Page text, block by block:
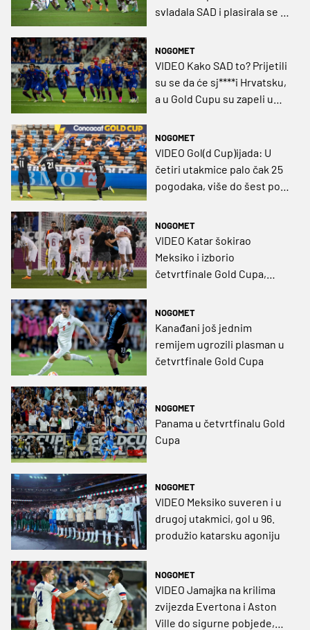
svladala SAD i plasirala se u
NOGOMET
VIDEO Kako SAD to? Prijetili
su se da će sj****i Hrvatsku,
a u Gold Cupu su zapeli u
NOGOMET
VIDEO Gol(d Cup)ijada: U
četiri utakmice palo čak 25
pogodaka, više do šest po
NOGOMET
VIDEO Katar šokirao
Meksiko i izborio
četvrtfinale Gold Cupa,
NOGOMET
Kanađani još jednim
remijem ugrozili plasman u
četvrtfinale Gold Cupa
NOGOMET
Panama u četvrtfinalu Gold
Cupa
NOGOMET
VIDEO Meksiko suveren i u
drugoj utakmici, gol u 96.
produžio katarsku agoniju
NOGOMET
VIDEO Jamajka na krilima
zvijezda Evertona i Aston
Ville do sigurne pobjede,